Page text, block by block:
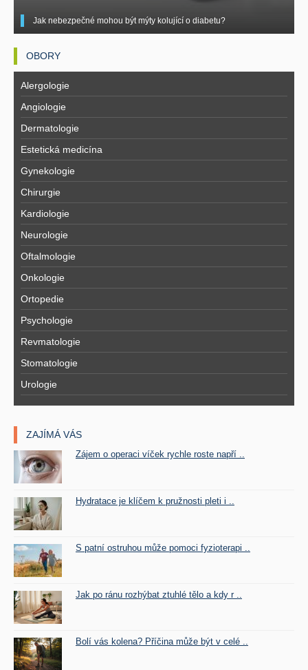
Jak nebezpečné mohou být mýty kolující o diabetu?
OBORY
Alergologie
Angiologie
Dermatologie
Estetická medicína
Gynekologie
Chirurgie
Kardiologie
Neurologie
Oftalmologie
Onkologie
Ortopedie
Psychologie
Revmatologie
Stomatologie
Urologie
ZAJÍMÁ VÁS
Zájem o operaci víček rychle roste napří ..
Hydratace je klíčem k pružnosti pleti i ..
S patní ostruhou může pomoci fyzioterapi ..
Jak po ránu rozhýbat ztuhlé tělo a kdy r ..
Bolí vás kolena? Příčina může být v celé ..